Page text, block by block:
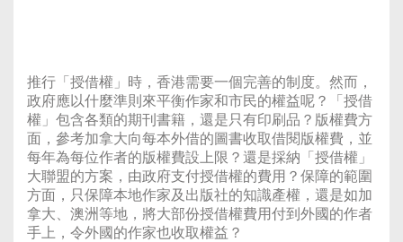
推行「授借權」時，香港需要一個完善的制度。然而，
政府應以什麼準則來平衡作家和市民的權益呢？「授借
權」包含各類的期刊書籍，還是只有印刷品？版權費方
面，參考加拿大向每本外借的圖書收取借閱版權費，並
每年為每位作者的版權費設上限？還是採納「授借權」
大聯盟的方案，由政府支付授借權的費用？保障的範圍
方面，只保障本地作家及出版社的知識產權，還是如加
拿大、澳洲等地，將大部份授借權費用付到外國的作者
手上，令外國的作家也收取權益？